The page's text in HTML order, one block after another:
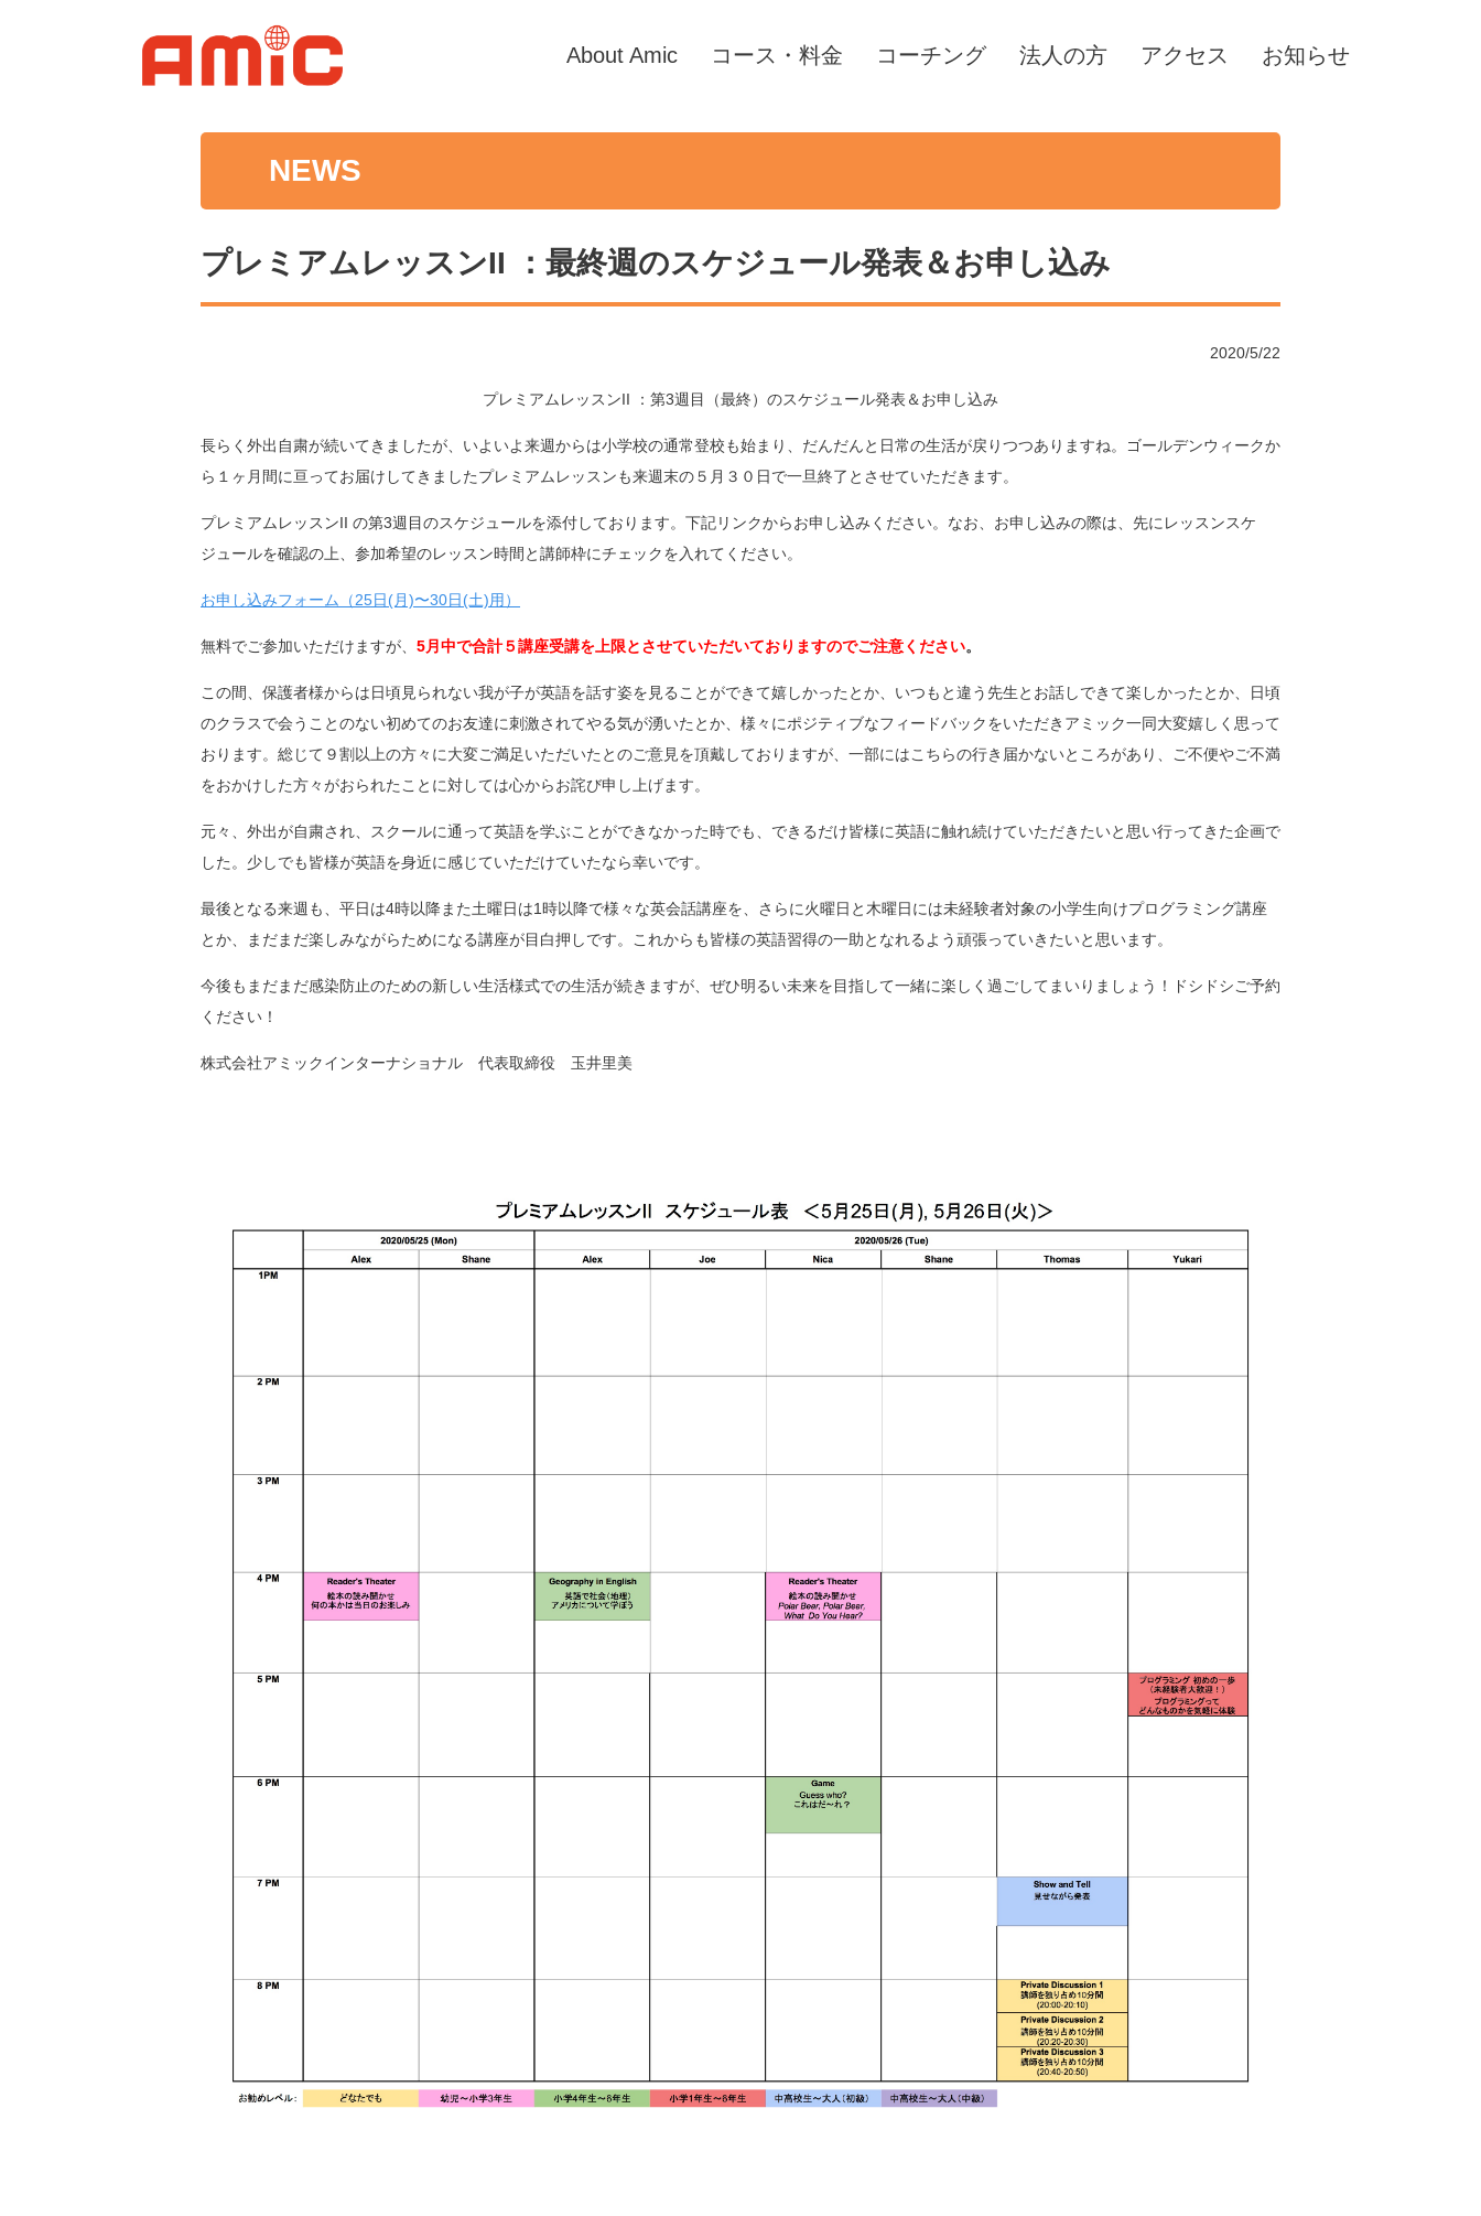
About Amic コース・料金 コーチング 法人の方 アクセス お知らせ
NEWS
プレミアムレッスンII ：最終週のスケジュール発表＆お申し込み
2020/5/22
プレミアムレッスンII ：第3週目（最終）のスケジュール発表＆お申し込み
長らく外出自粛が続いてきましたが、いよいよ来週からは小学校の通常登校も始まり、だんだんと日常の生活が戻りつつありますね。ゴールデンウィークか
ら１ヶ月間に亘ってお届けしてきましたプレミアムレッスンも来週末の５月３０日で一旦終了とさせていただきます。
プレミアムレッスンII の第3週目のスケジュールを添付しております。下記リンクからお申し込みください。なお、お申し込みの際は、先にレッスンスケ
ジュールを確認の上、参加希望のレッスン時間と講師枠にチェックを入れてください。
お申し込みフォーム（25日(月)〜30日(土)用）
無料でご参加いただけますが、 5月中で合計５講座受講を上限とさせていただいておりますのでご注意ください。
この間、保護者様からは日頃見られない我が子が英語を話す姿を見ることができて嬉しかったとか、いつもと違う先生とお話しできて楽しかったとか、日頃
のクラスで会うことのない初めてのお友達に刺激されてやる気が湧いたとか、様々にポジティブなフィードバックをいただきアミック一同大変嬉しく思って
おります。総じて９割以上の方々に大変ご満足いただいたとのご意見を頂戴しておりますが、一部にはこちらの行き届かないところがあり、ご不便やご不満
をおかけした方々がおられたことに対しては心からお詫び申し上げます。
元々、外出が自粛され、スクールに通って英語を学ぶことができなかった時でも、できるだけ皆様に英語に触れ続けていただきたいと思い行ってきた企画で
した。少しでも皆様が英語を身近に感じていただけていたなら幸いです。
最後となる来週も、平日は4時以降また土曜日は1時以降で様々な英会話講座を、さらに火曜日と木曜日には未経験者対象の小学生向けプログラミング講座
とか、まだまだ楽しみながらためになる講座が目白押しです。これからも皆様の英語習得の一助となれるよう頑張っていきたいと思います。
今後もまだまだ感染防止のための新しい生活様式での生活が続きますが、ぜひ明るい未来を目指して一緒に楽しく過ごしてまいりましょう！ドシドシご予約
ください！
株式会社アミックインターナショナル 代表取締役 玉井里美